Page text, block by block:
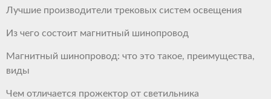
Лучшие производители трековых систем освещения
Из чего состоит магнитный шинопровод
Магнитный шинопровод: что это такое, преимущества,
виды
Чем отличается прожектор от светильника